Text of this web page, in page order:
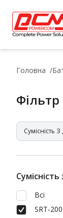
Головна
Фільтр
Сумісність
Всі
SRT-